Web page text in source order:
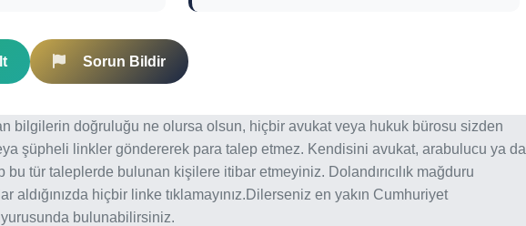
Sorun Bildir
bilgilerin doğruluğu ne olursa olsun, hiçbir avukat veya hukuk bürosu sizden
şüpheli linkler göndererek para talep etmez. Kendisini avukat, arabulucu ya da
bu tür taleplerde bulunan kişilere itibar etmeyiniz. Dolandırıcılık mağduru
aldığınızda hiçbir linke tıklamayınız.Dilerseniz en yakın Cumhuriyet
bulunabilirsiniz.